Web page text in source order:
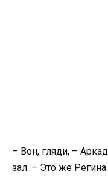
– Вон, гляди, –
зал. – Это же